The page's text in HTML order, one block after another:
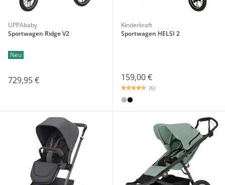
UPPAbaby
Sportwagen Ridge V2
Neu
729,95 €
Kinderkraft
Sportwagen HELSI 2
159,00 €
(6)